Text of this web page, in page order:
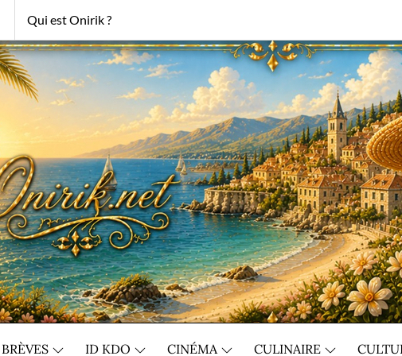
Qui est Onirik ?
BRÈVES ID KDO CINÉMA CULINAIRE